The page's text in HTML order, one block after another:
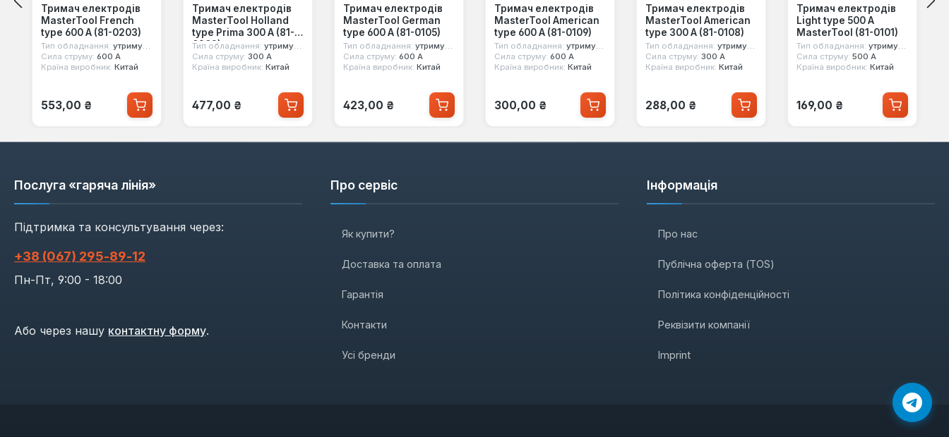
Тримач електродів
MasterTool French
type 600 А (81-0203)
Тип обладнання: утримувач електродів
Сила струму: 600 А
Країна виробник: Китай
Звичайна ціна:
553,00 ₴
Тримач електродів
MasterTool Holland
type Prima 300 А (81-
0202)
Тип обладнання: утримувач електродів
Сила струму: 300 А
Країна виробник: Китай
Звичайна ціна:
477,00 ₴
Тримач електродів
MasterTool German
type 600 А (81-0105)
Тип обладнання: утримувач електродів
Сила струму: 600 А
Країна виробник: Китай
Звичайна ціна:
423,00 ₴
Тримач електродів
MasterTool American
type 600 А (81-0109)
Тип обладнання: утримувач електродів
Сила струму: 600 А
Країна виробник: Китай
Звичайна ціна:
300,00 ₴
Тримач електродів
MasterTool American
type 300 А (81-0108)
Тип обладнання: утримувач електродів
Сила струму: 300 А
Країна виробник: Китай
Звичайна ціна:
288,00 ₴
Тримач електродів
Light type 500 А
MasterTool (81-0101)
Тип обладнання: утримувач електродів
Сила струму: 500 А
Країна виробник: Китай
Звичайна ціна:
169,00 ₴
Послуга «гаряча лінія»
Підтримка та консультування через:
+38 (067) 295‑89‑12
Пн-Пт, 9:00 - 18:00
Або через нашу контактну форму.
Про сервіс
Як купити?
Доставка та оплата
Гарантія
Контакти
Усі бренди
Інформація
Про нас
Публічна оферта (TOS)
Політика конфіденційності
Реквізити компанії
Imprint